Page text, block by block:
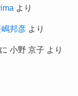
より
邦彦より
に 小野 京子 より